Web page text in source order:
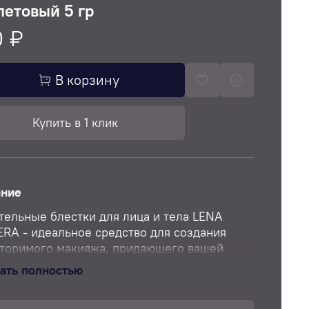
5 гр
₽
В корзину
Купить в 1 клик
блестки для лица и тела LENA
- идеальное средство для создания
макияжа, придающего вашей
блеск и сияние. Наши блестки
разработаны для использования как
полностью